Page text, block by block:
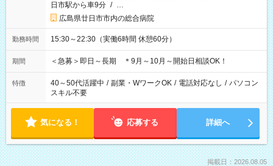
日市駅から車9分 / …
広島県廿日市市内の総合病院
勤務時間 15:30～22:30（実働6時間 休憩60分）
期間 ＜急募＞即日～長期 ＊9月～10月～開始日相談OK！
特徴 40～50代活躍中 / 副業・WワークOK / 電話対応なし / パソコン
スキル不要
気になる！ 応募する 詳細へ
掲載日：2026.08.05